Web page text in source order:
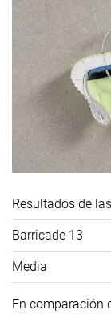
Resultados de
Barricade 13
Media
En comparación